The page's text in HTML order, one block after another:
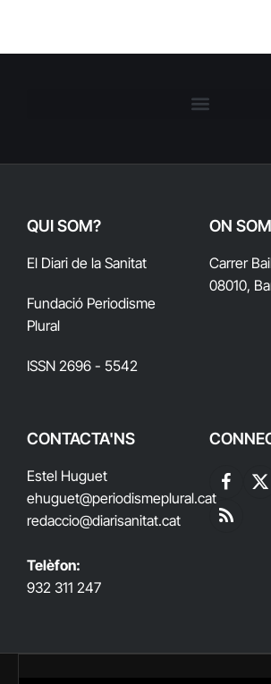
QUI SOM?
El Diari de la Sanitat
Fundació Periodisme
Plural
ISSN 2696 - 5542
ON
Carrer
08010,
CONTACTA'NS
Estel Huguet
ehuguet@periodismeplural.cat
redaccio@diarisanitat.cat
Telèfon:
932 311 247
Facebook
X
RSS